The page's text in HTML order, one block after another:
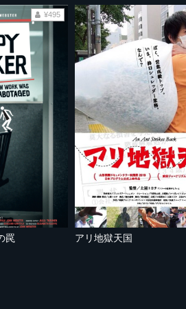
罠
¥495
アリ地獄天国